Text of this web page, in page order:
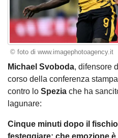
© foto di www.imagephotoagency.it
Michael Svoboda, difensore
corso della conferenza
contro lo Spezia che ha
lagunare:
Cinque minuti dopo il
festeggiare: che emozione è